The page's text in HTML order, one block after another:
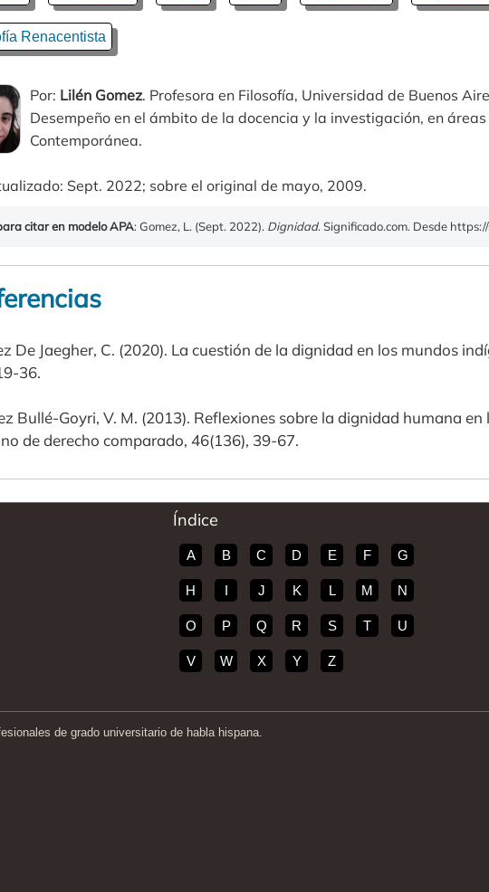
Renacentista
Por: Lilén Gomez. Profesora en Filosofía, Universidad de Buenos
Desempeño en el ámbito de la docencia y la investigación, en
Contemporánea.
Sept. 2022; sobre el original de mayo, 2009.
citar en modelo APA: Gomez, L. (Sept. 2022). Dignidad. Significado.com. Desde
De Jaegher, C. (2020). La cuestión de la dignidad en los mundos
36.
Bullé-Goyri, V. M. (2013). Reflexiones sobre la dignidad humana
de derecho comparado, 46(136), 39-67.
Índice
A B C D E F G
H I J K L M N
O P Q R S T U
V W X Y Z
de grado universitario de habla hispana.